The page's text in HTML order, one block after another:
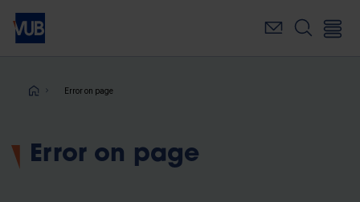
Skip
main
Breadcrumb
Error on page
Error on page